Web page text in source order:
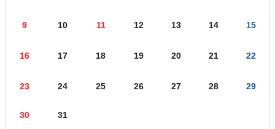
9 10 11 12 13 14 15
16 17 18 19 20 21 22
23 24 25 26 27 28 29
30 31